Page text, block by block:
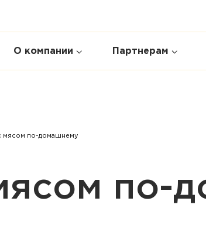
О компании Партнерам
мясом по-домашнему
по-